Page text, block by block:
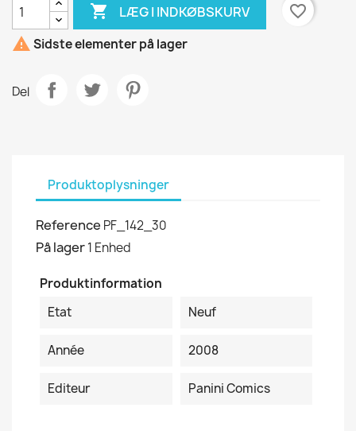
 LÆG I INDKØBSKURV
favorite_border
 Sidste elementer på lager
Del
Produktoplysninger
Reference PF_142_30
På lager1 Enhed
Produktinformation
Etat
Neuf
Année 2008
Editeur Panini Comics